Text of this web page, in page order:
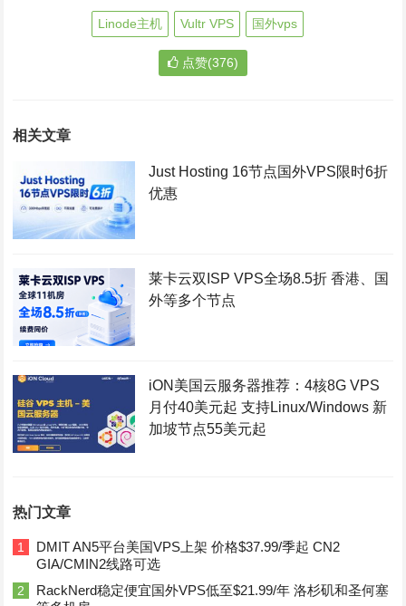
Linode主机 Vultr VPS 国外vps
点赞(376)
相关文章
Just Hosting 16节点国外VPS限时6折
优惠
莱卡云双ISP VPS全场8.5折 香港、国
外等多个节点
iON美国云服务器推荐：4核8G VPS
月付40美元起 支持Linux/Windows 新
加坡节点55美元起
热门文章
1
DMIT AN5平台美国VPS上架 价格$37.99/季起 CN2
GIA/CMIN2线路可选
2
RackNerd稳定便宜国外VPS低至$21.99/年 洛杉矶和圣何塞